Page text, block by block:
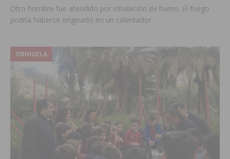
Otro hombre fue atendido por inhalación de humo. El fuego
podría haberse originado en un calentador
ORIHUELA